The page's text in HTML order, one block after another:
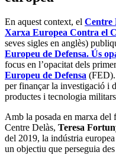
En aquest context, el Centre
Xarxa Europea Contra el
seves sigles en anglès)
Europeu de Defensa. Ús
focus en l’opacitat dels
Europeu de Defensa (FED).
per finançar la investigació i
productes i tecnologia
Amb la posada en marxa del
Centre Delàs, Teresa
del 2019, la indústria
un objectiu que perseguia